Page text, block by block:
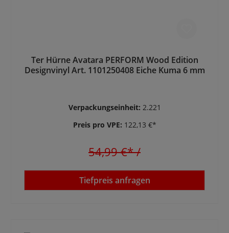
Ter Hürne Avatara PERFORM Wood Edition
Designvinyl Art. 1101250408 Eiche Kuma 6 mm
Verpackungseinheit: 2.221
Preis pro VPE: 122,13 €*
54,99 €*/
Tiefpreis anfragen